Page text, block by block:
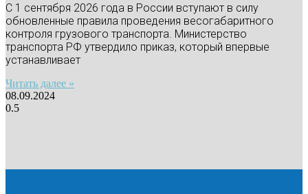
С 1 сентября 2026 года в России вступают в силу
обновленные правила проведения весогабаритного
контроля грузового транспорта. Министерство
транспорта РФ утвердило приказ, который впервые
устанавливает
Читать далее »
08.09.2024